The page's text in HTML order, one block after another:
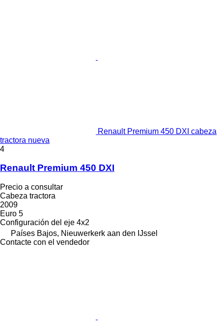
Renault Premium 450 DXI cabeza
tractora nueva
4
Renault Premium 450 DXI
Precio a consultar
Cabeza tractora
2009
Euro 5
Configuración del eje 4x2
Países Bajos, Nieuwerkerk aan den IJssel
Contacte con el vendedor